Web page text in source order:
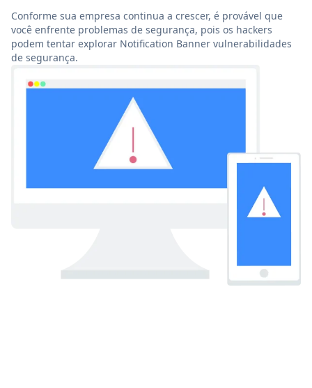
Conforme sua empresa continua a crescer, é provável que
você enfrente problemas de segurança, pois os hackers
podem tentar explorar Notification Banner vulnerabilidades
de segurança.